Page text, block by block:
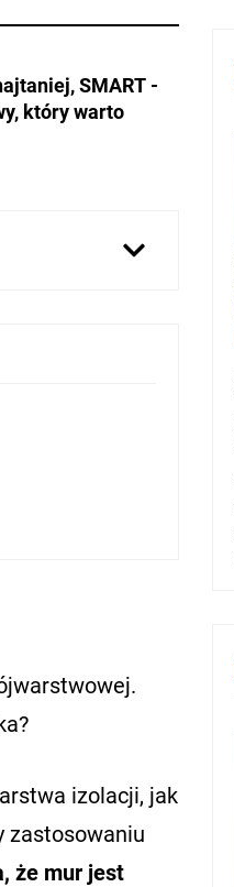
SMART -
który warto
izolacji, jak
zastosowaniu
że mur jest